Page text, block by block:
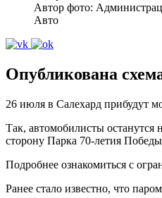
Автор фото:
Авто
Опубликована
26 июля в Салехард прибудут
Так, автомобилисты
сторону Парка 70-летия
Подробнее ознакомиться с
Ранее стало известно, что